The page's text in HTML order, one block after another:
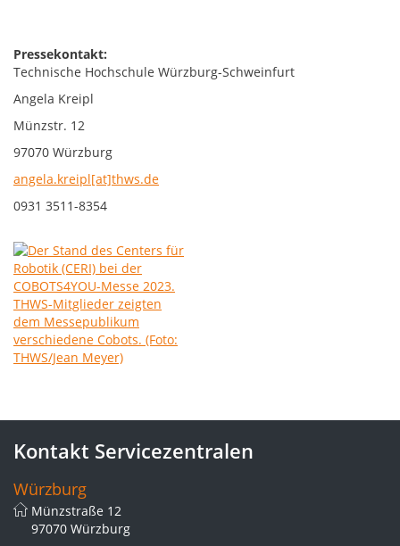
Pressekontakt:
Technische Hochschule Würzburg-Schweinfurt
Angela Kreipl
Münzstr. 12
97070 Würzburg
angela.kreipl[at]thws.de
0931 3511-8354
Kontakt Servicezentralen
Würzburg
Münzstraße 12
97070 Würzburg